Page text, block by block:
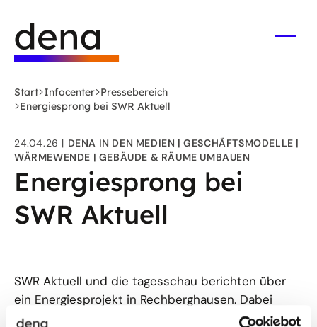
Hauptinhalt
springen
Deutsche
Energie-
Agentur
-
Startseite
Start Infocenter Pressebereich
Energiesprong bei SWR Aktuell
24.04.26 DENA IN DEN MEDIEN
GESCHÄFTSMODELLE
WÄRMEWENDE
GEBÄUDE & RÄUME UMBAUEN
Energiesprong bei
SWR Aktuell
SWR Aktuell und die tagesschau berichten über
ein Energiesprojekt in Rechberghausen. Dabei
wurde erstmals ein kleineres Wohngebäude seriell